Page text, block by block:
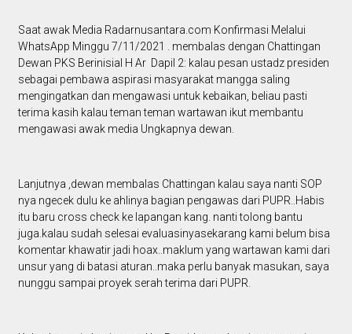
Saat awak Media Radarnusantara.com Konfirmasi Melalui
WhatsApp Minggu 7/11/2021 . membalas dengan Chattingan
Dewan PKS Berinisial H Ar Dapil 2: kalau pesan ustadz presiden
sebagai pembawa aspirasi masyarakat mangga saling
mengingatkan dan mengawasi untuk kebaikan, beliau pasti
terima kasih kalau teman teman wartawan ikut membantu
mengawasi awak media Ungkapnya dewan.
Lanjutnya ,dewan membalas Chattingan kalau saya nanti SOP
nya ngecek dulu ke ahlinya bagian pengawas dari PUPR..Habis
itu baru cross check ke lapangan kang. nanti tolong bantu
juga.kalau sudah selesai evaluasinyasekarang kami belum bisa
komentar khawatir jadi hoax..maklum yang wartawan kami dari
unsur yang di batasi aturan..maka perlu banyak masukan, saya
nunggu sampai proyek serah terima dari PUPR.